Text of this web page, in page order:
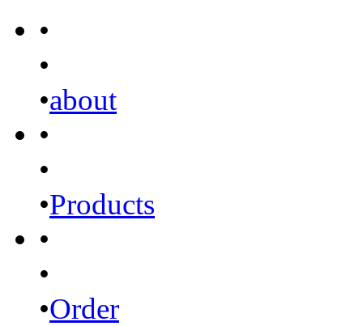
•
•
•about
•
•
•Products
•
•
•Order